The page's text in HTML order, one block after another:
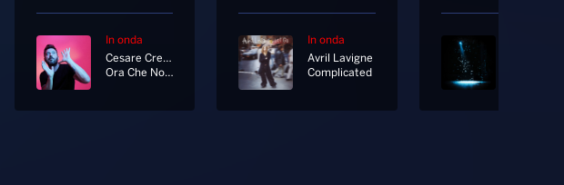
In onda
Cesare Cremonini
Ora Che Non Ho Più Te [Radio Edit]
In onda
Avril Lavigne
Complicated